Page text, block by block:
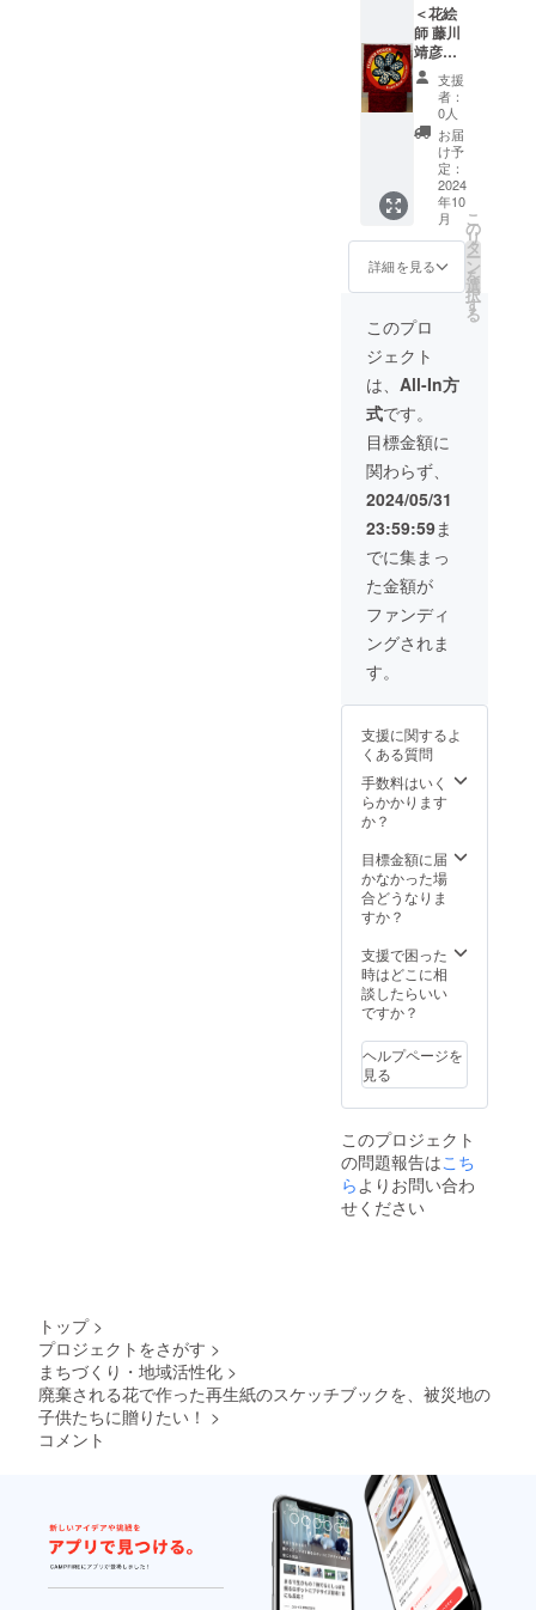
市国に招か
れ、特別な
聖年
（Giubileo）
に開催され
る、ローマ
「芸術家の
ためのジュ
ビレオ
（Giubileo
degli
Artisti）」に
参加、ロー
マ教皇の
ポートレー
ト作品を創
作し
た。
2019年3月か
らinterfmで
番組DJを行
YELL」毎週
土曜日16：
43～16：58
放
送）
「Flowers
have no
（花を愛で
る心に国境
はな
い！）」を
創作スロー
ガンに、花
絵を通じた
ている。
ンフィオ
ラータアソ
シエイツ 代
表取締役社
長／エンジ
ティス
ト SEO
MIJIさ
んが表
紙を描
き下ろ
した、
世界に1
冊だけ
の「お
花のス
ケッチ
ブッ
ク」。
SEO
MIJIさ
んが1冊
1冊、表
紙を描
きお届
けしま
す。
（限定
10口）
＜花絵
師 藤川
靖彦が
つくる
オー
ダーメ
イド
「イン
フィオ
ラー
タ」＞
世界的
な花絵
師とし
て国内
外で活
動する
藤川靖
彦が、
オー
ダーメ
イドの
「イン
フィオ
ラー
タ」を
つくり
ます。
デザイ
ン・花
材・制
作全て
が含ま
れま
イズは
90cm。
アー
ティ
フィ
シャル
ワーと
カラー
サン
ド、木
使って
つくり
ます。
接着剤
するの
で立て
掛けて
飾るこ
きま
す。
（限定2
口）
支援
者：
0人
お届
け予
定：
2024
年10
月
詳細を見る
こ
の
リ
タ
ー
ン
を
選
択
す
る
このプロ
ジェクト
は、 All-In方
式です。
目標金額に
関わらず、
2024/05/31
23:59:59ま
でに集まっ
た金額が
ファンディ
ングされま
す。
支援に関するよ
くある質問
手数料はいく
らかかります
か？
目標金額に届
かなかった場
合どうなりま
すか？
支援で困った
時はどこに相
談したらいい
ですか？
ヘルプページを
見る
このプロジェクト
の問題報告はこち
ら よりお問い合わ
せください
トップ >
プロジェクトをさがす >
まちづくり・地域活性化 >
廃棄される花で作った再生紙のスケッチブックを、被災地の
子供たちに贈りたい！ >
コメント